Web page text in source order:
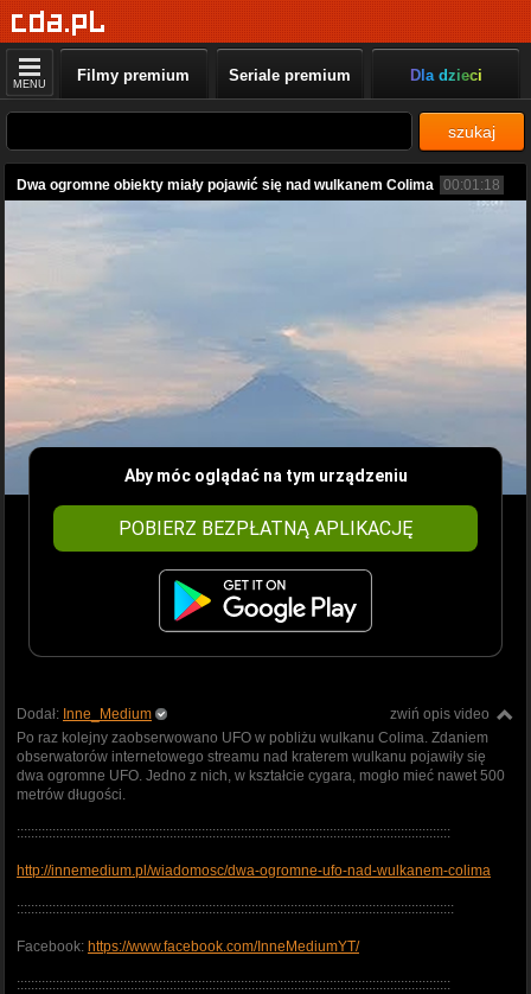
MENU Filmy premium Seriale premium Dla dzieci
szukaj
Dwa ogromne obiekty miały pojawić się nad wulkanem Colima 00:01:18
Aby móc oglądać na tym urządzeniu
POBIERZ BEZPŁATNĄ APLIKACJĘ
zwiń opis video
Dodał: Inne_Medium
Po raz kolejny zaobserwowano UFO w pobliżu wulkanu Colima. Zdaniem
obserwatorów internetowego streamu nad kraterem wulkanu pojawiły się
dwa ogromne UFO. Jedno z nich, w kształcie cygara, mogło mieć nawet 500
metrów długości.
::::::::::::::::::::::::::::::::::::::::::::::::::::::::::::::::::::::::::::::::::::::::::::::::::::::::::::::::::::::::::
http://innemedium.pl/wiadomosc/dwa-ogromne-ufo-nad-wulkanem-colima
:::::::::::::::::::::::::::::::::::::::::::::::::::::::::::::::::::::::::::::::::::::::::::::::::::::::::::::::::::::::::::
Facebook: https://www.facebook.com/InneMediumYT/
::::::::::::::::::::::::::::::::::::::::::::::::::::::::::::::::::::::::::::::::::::::::::::::::::::::::::::::::::::::::::